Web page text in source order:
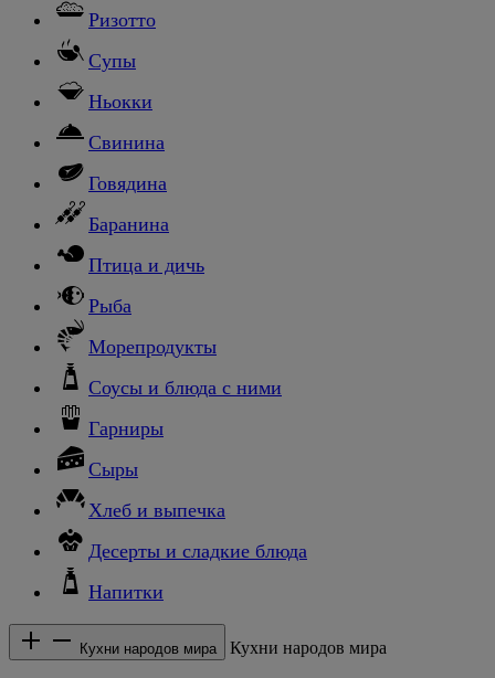
Ризотто
Супы
Ньокки
Свинина
Говядина
Баранина
Птица и дичь
Рыба
Морепродукты
Соусы и блюда с ними
Гарниры
Сыры
Хлеб и выпечка
Десерты и сладкие блюда
Напитки
Кухни народов мира Кухни народов мира